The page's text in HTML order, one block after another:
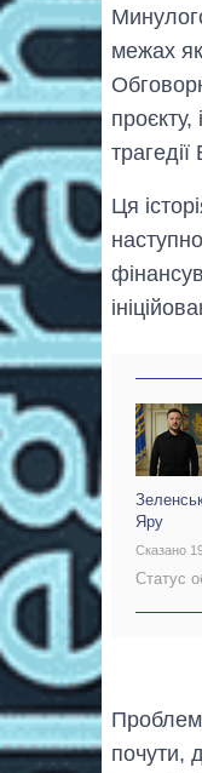
межах
Ця
Яру
Сказано
Статус
почути,